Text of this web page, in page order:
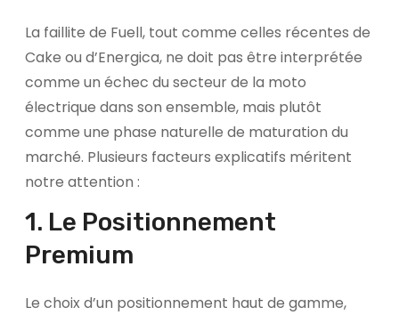
La faillite de Fuell, tout comme celles récentes de
Cake ou d’Energica, ne doit pas être interprétée
comme un échec du secteur de la moto
électrique dans son ensemble, mais plutôt
comme une phase naturelle de maturation du
marché. Plusieurs facteurs explicatifs méritent
notre attention :
1. Le Positionnement
Premium
Le choix d’un positionnement haut de gamme,